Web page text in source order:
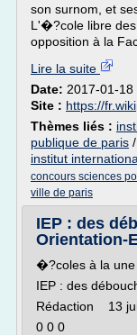
son surnom, et
L'�?cole libre des
opposition à la
Lire la suite
Date: 2017-01-18
Site : https://
Thèmes liés :
publique de paris /
institut
concours sciences
ville de paris
IEP : des
Orientation-
�?coles à la une
IEP : des
Rédaction 13
0 0 0